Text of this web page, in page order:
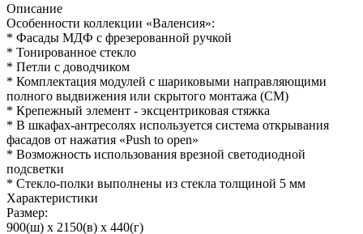
Описание
Особенности коллекции «Валенсия»:
* Фасады МДФ с фрезерованной ручкой
* Тонированное стекло
* Петли с доводчиком
* Комплектация модулей с шариковыми направляющими
полного выдвижения или скрытого монтажа (СМ)
* Крепежный элемент - эксцентриковая стяжка
* В шкафах-антресолях используется система открывания
фасадов от нажатия «Push to open»
* Возможность использования врезной светодиодной
подсветки
* Стекло-полки выполнены из стекла толщиной 5 мм
Характеристики
Размер:
900(ш) x 2150(в) x 440(г)